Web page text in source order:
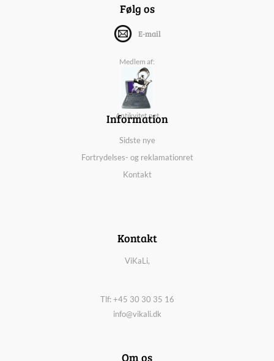
Følg os
E-mail
Medlem af:
Antikvitet.net
Information
Sidste nye
Fortrydelses- og reklamationret
Kontakt
Kontakt
ViKaLi,
Tlf: +45 30 30 35 16
info@vikali.dk
Om os